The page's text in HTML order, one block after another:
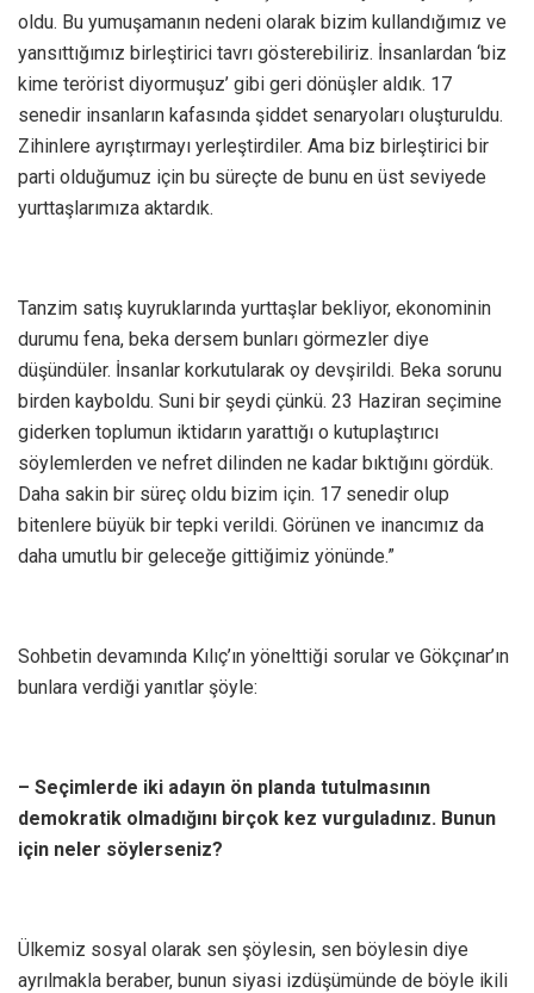
oldu. Bu yumuşamanın nedeni olarak bizim kullandığımız ve
yansıttığımız birleştirici tavrı gösterebiliriz. İnsanlardan ‘biz
kime terörist diyormuşuz’ gibi geri dönüşler aldık. 17
senedir insanların kafasında şiddet senaryoları oluşturuldu.
Zihinlere ayrıştırmayı yerleştirdiler. Ama biz birleştirici bir
parti olduğumuz için bu süreçte de bunu en üst seviyede
yurttaşlarımıza aktardık.
Tanzim satış kuyruklarında yurttaşlar bekliyor, ekonominin
durumu fena, beka dersem bunları görmezler diye
düşündüler. İnsanlar korkutularak oy devşirildi. Beka sorunu
birden kayboldu. Suni bir şeydi çünkü. 23 Haziran seçimine
giderken toplumun iktidarın yarattığı o kutuplaştırıcı
söylemlerden ve nefret dilinden ne kadar bıktığını gördük.
Daha sakin bir süreç oldu bizim için. 17 senedir olup
bitenlere büyük bir tepki verildi. Görünen ve inancımız da
daha umutlu bir geleceğe gittiğimiz yönünde.”
Sohbetin devamında Kılıç’ın yönelttiği sorular ve Gökçınar’ın
bunlara verdiği yanıtlar şöyle:
– Seçimlerde iki adayın ön planda tutulmasının
demokratik olmadığını birçok kez vurguladınız. Bunun
için neler söylerseniz?
Ülkemiz sosyal olarak sen şöylesin, sen böylesin diye
ayrılmakla beraber, bunun siyasi izdüşümünde de böyle ikili